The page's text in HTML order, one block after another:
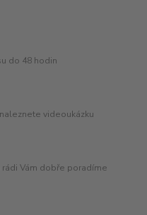
do 48 hodin
videoukázku
Vám dobře poradíme